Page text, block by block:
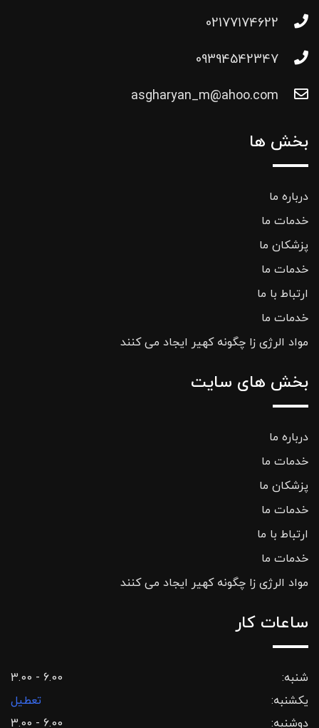
02177174622
09394542347
asgharyan_m@ahoo.com
بخش ها
درباره ما
خدمات ما
پزشکان ما
خدمات ما
ارتباط با ما
خدمات ما
مواد الرژی زا چگونه کهیر ایجاد می کنند
بخش های سایت
درباره ما
خدمات ما
پزشکان ما
خدمات ما
ارتباط با ما
خدمات ما
مواد الرژی زا چگونه کهیر ایجاد می کنند
ساعات کار
شنبه:
3.00 - 6.00
یکشنبه:
تعطیل
دوشنبه:
3.00 - 6.00